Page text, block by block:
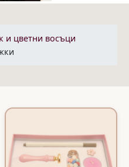
и цветни восъци